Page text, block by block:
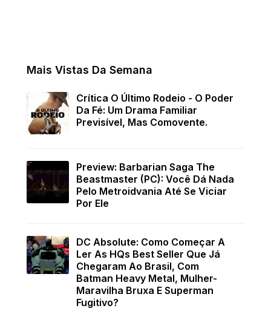
Mais Vistas Da Semana
Crítica O Último Rodeio - O Poder
Da Fé: Um Drama Familiar
Previsível, Mas Comovente.
Preview: Barbarian Saga The
Beastmaster (PC): Você Dá Nada
Pelo Metroidvania Até Se Viciar
Por Ele
DC Absolute: Como Começar A
Ler As HQs Best Seller Que Já
Chegaram Ao Brasil, Com
Batman Heavy Metal, Mulher-
Maravilha Bruxa E Superman
Fugitivo?